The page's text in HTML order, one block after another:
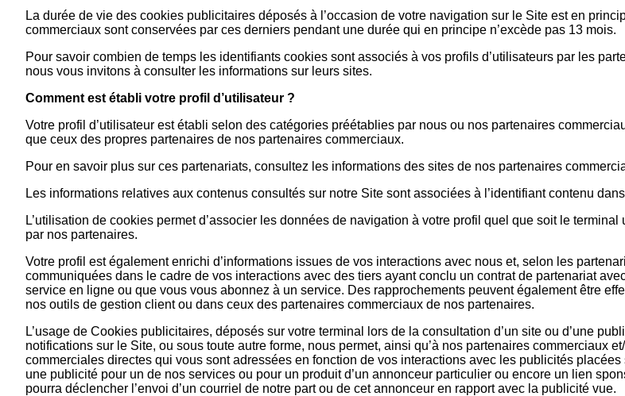
La durée de vie des cookies publicitaires déposés à l’occasion de votre navigation sur le Site est en
commerciaux sont conservées par ces derniers pendant une durée qui en principe n’excède pas 13 mois.
Pour savoir combien de temps les identifiants cookies sont associés à vos profils d’utilisateurs par les
nous vous invitons à consulter les informations sur leurs sites.
Comment est établi votre profil d’utilisateur ?
Votre profil d’utilisateur est établi selon des catégories préétablies par nous ou nos partenaires
que ceux des propres partenaires de nos partenaires commerciaux.
Pour en savoir plus sur ces partenariats, consultez les informations des sites de nos partenaires
Les informations relatives aux contenus consultés sur notre Site sont associées à l’identifiant contenu
L’utilisation de cookies permet d’associer les données de navigation à votre profil quel que soit le
par nos partenaires.
Votre profil est également enrichi d’informations issues de vos interactions avec nous et, selon les
communiquées dans le cadre de vos interactions avec des tiers ayant conclu un contrat de partenariat
service en ligne ou que vous vous abonnez à un service. Des rapprochements peuvent également être
nos outils de gestion client ou dans ceux des partenaires commerciaux de nos partenaires.
L’usage de Cookies publicitaires, déposés sur votre terminal lors de la consultation d’un site ou d’une
notifications sur le Site, ou sous toute autre forme, nous permet, ainsi qu’à nos partenaires commerciaux
commerciales directes qui vous sont adressées en fonction de vos interactions avec les publicités
une publicité pour un de nos services ou pour un produit d’un annonceur particulier ou encore un lien
pourra déclencher l’envoi d’un courriel de notre part ou de cet annonceur en rapport avec la publicité vue.